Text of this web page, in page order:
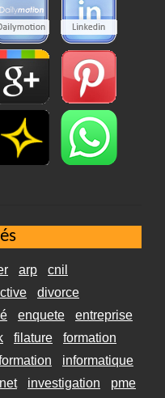
arp
cnil
divorce
enquete
entreprise
filature
formation
informatique
investigation
pme